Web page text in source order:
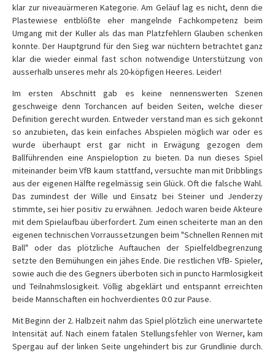
klar zur niveauärmeren Kategorie. Am Geläuf lag es nicht, denn die
Plastewiese entblößte eher mangelnde Fachkompetenz beim
Umgang mit der Kuller als das man Platzfehlern Glauben schenken
konnte. Der Hauptgrund für den Sieg war nüchtern betrachtet ganz
klar die wieder einmal fast schon notwendige Unterstützung von
ausserhalb unseres mehr als 20-köpfigen Heeres. Leider!
Im ersten Abschnitt gab es keine nennenswerten Szenen
geschweige denn Torchancen auf beiden Seiten, welche dieser
Definition gerecht wurden. Entweder verstand man es sich gekonnt
so anzubieten, das kein einfaches Abspielen möglich war oder es
wurde überhaupt erst gar nicht in Erwägung gezogen dem
Ballführenden eine Anspieloption zu bieten. Da nun dieses Spiel
miteinander beim VfB kaum stattfand, versuchte man mit Dribblings
aus der eigenen Hälfte regelmässig sein Glück. Oft die falsche Wahl.
Das zumindest der Wille und Einsatz bei Steiner und Jenderzy
stimmte, sei hier positiv zu erwähnen. Jedoch waren beide Akteure
mit dem Spielaufbau überfordert. Zum einen scheiterte man an den
eigenen technischen Vorraussetzungen beim "Schnellen Rennen mit
Ball" oder das plötzliche Auftauchen der Spielfeldbegrenzung
setzte den Bemühungen ein jähes Ende. Die restlichen VfB- Spieler,
sowie auch die des Gegners überboten sich in puncto Harmlosigkeit
und Teilnahmslosigkeit. Völlig abgeklärt und entspannt erreichten
beide Mannschaften ein hochverdientes 0:0 zur Pause.
Mit Beginn der 2. Halbzeit nahm das Spiel plötzlich eine unerwartete
Intensität auf. Nach einem fatalen Stellungsfehler von Werner, kam
Spergau auf der linken Seite ungehindert bis zur Grundlinie durch.